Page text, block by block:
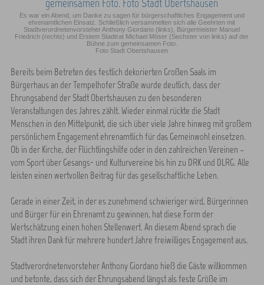
Es war ein Abend, um Danke zu sagen für bürgerschaftliches Engagement und
ehrenamtlichen Einsatz. Schließlich versammelten sich alle Geehrten mit
Stadtverordnetenvorsteher Anthony Giordano (links), Bürgermeister Manuel
Friedrich (rechts) und Erstem Stadtrat Michael Möser (Sechster von links) auf der
Bühne zum gemeinsamen Foto.
Foto Stadt Obertshausen
Bereits beim Betreten des festlich dekorierten Großen Saals im
Bürgerhaus an der Tempelhofer Straße wurde deutlich, dass der
Ehrungsabend der Stadt Obertshausen zu den besonderen
Veranstaltungen des Jahres zählt. Wieder einmal rückte die Stadt
Menschen in den Mittelpunkt, die sich über viele Jahre hinweg mit großem
persönlichem Engagement ehrenamtlich für das Gemeinwohl einsetzen.
Ob in der Kirche, der Flüchtlingshilfe oder in den zahlreichen Vereinen –
vom Sport über Gesangs- und Kulturvereine bis hin zu DRK und DLRG. Alle
leisten einen wertvollen Beitrag für das gesellschaftliche Leben.
Gerade in einer Zeit, in der es zunehmend schwieriger wird, Bürgerinnen
und Bürger für ein Ehrenamt zu gewinnen, hat diese Form der
Wertschätzung einen hohen Stellenwert. An diesem Abend sprach die
Stadt ihren Dank für mehrere hundert Jahre freiwilliges Engagement aus.
Stadtverordnetenvorsteher Anthony Giordano hieß die Gäste willkommen
und betonte, dass sich der Ehrungsabend längst als feste Größe im